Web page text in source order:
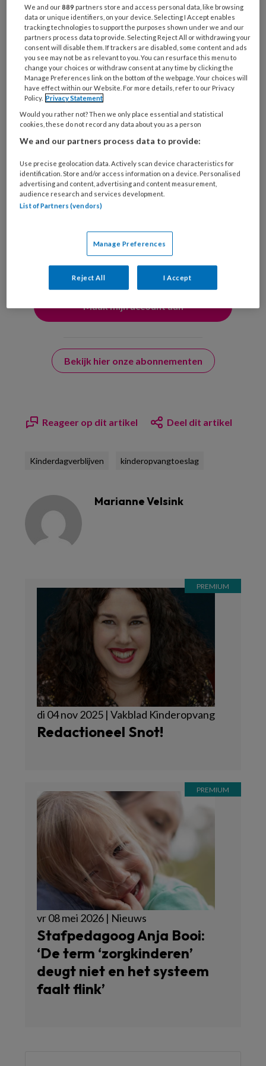
Bij
welke
organisatie
werk
je?
Untitled
Ontvang 2x per week de
KinderopvangTotaal nieuwsbrief
Ontvang iedere zondag het
Management Kinderopvang
Weekoverzicht
Ja, ik geef toestemming voor e-mails
van KinderopvangTotaal en
Springer Media B.V.
?
Uw bovenstaande gegevens kunnen worden toegevoegd aan
uw profiel in overeenstemming met onsprivacy statement
Bekijk hier onze abonnementen
Reageer op dit artikel Deel dit artikel
Kinderdagverblijven kinderopvangtoeslag
Marianne Velsink
di 04 nov 2025 | Vakblad Kinderopvang
Redactioneel Snot!
vr 08 mei 2026 | Nieuws
Stafpedagoog Anja Booi:
‘De term ‘zorgkinderen’
deugt niet en het systeem
faalt flink’
We and our889 partners store and access personal data, like browsing
data or unique identifiers, on your device. Selecting I Accept enables
tracking technologies to support the purposes shown under we and our
partners process data to provide. Selecting Reject All or withdrawing your
consent will disable them. If trackers are disabled, some content and ads
you see may not be as relevant to you. You can resurface this menu to
change your choices or withdraw consent at any time by clicking the
Manage Preferences link on the bottom of the webpage. Your choices will
have effect within our Website. For more details, refer to our Privacy
Policy. Privacy Statement
Would you rather not? Then we only place essential and statistical
cookies, these do not record any data about you as a person
We and our partners process data to provide:
Use precise geolocation data. Actively scan device characteristics for
identification. Store and/or access information on a device. Personalised
advertising and content, advertising and content measurement,
audience research and services development.
List of Partners (vendors)
Manage Preferences
Reject All I Accept